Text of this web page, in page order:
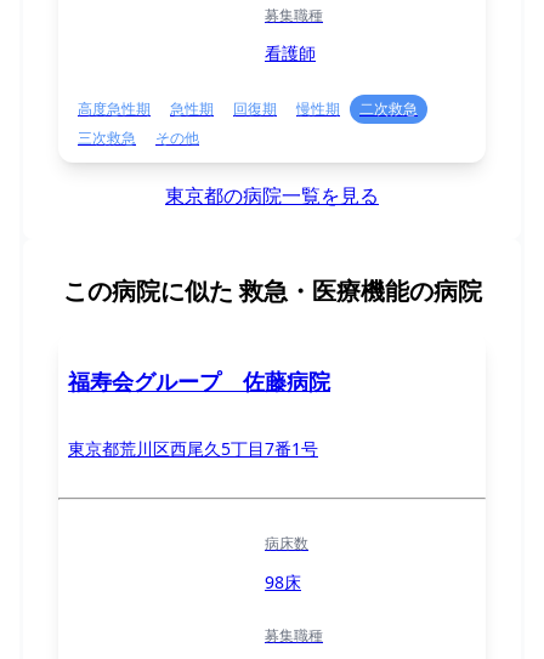
募集職種
看護師
高度急性期 急性期 回復期 慢性期
二次救急
三次救急
その他
東京都の病院一覧を見る
この病院に似た 救急・医療機能の病院
福寿会グループ 佐藤病院
東京都荒川区西尾久5丁目7番1号
病床数
98床
募集職種